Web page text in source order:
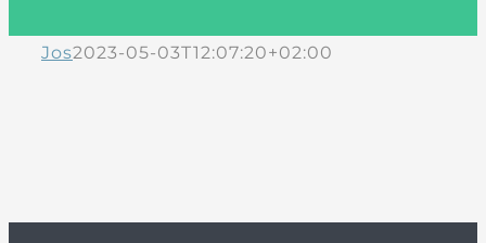
Jos2023-05-03T12:07:20+02:00